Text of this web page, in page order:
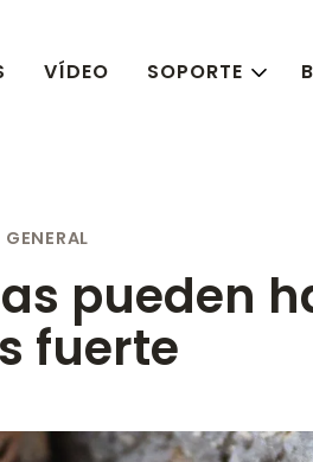
VÍDEO SOPORTE
GENERAL
pueden
fuerte